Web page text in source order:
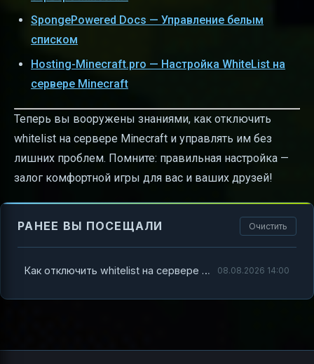
SpongePowered Docs — Управление белым
списком
Hosting-Minecraft.pro — Настройка WhiteList на
сервере Minecraft
Теперь вы вооружены знаниями, как отключить
whitelist на сервере Minecraft и управлять им без
лишних проблем. Помните: правильная настройка —
залог комфортной игры для вас и ваших друзей!
РАНЕЕ ВЫ ПОСЕЩАЛИ Очистить
Как отключить whitelist на сервере Minecraft — полное руководство 08.08.2026 14:00